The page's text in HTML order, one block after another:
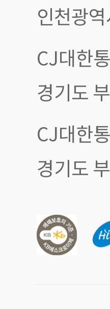
인천광
CJ대한
경기도
CJ대한
경기도